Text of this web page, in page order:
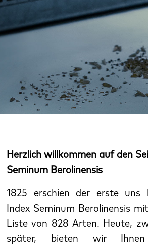
Herzlich willkommen auf den
Seminum Berolinensis
1825 erschien der erste uns
Index Seminum Berolinensis
Liste von 828 Arten. Heute,
später, bieten wir